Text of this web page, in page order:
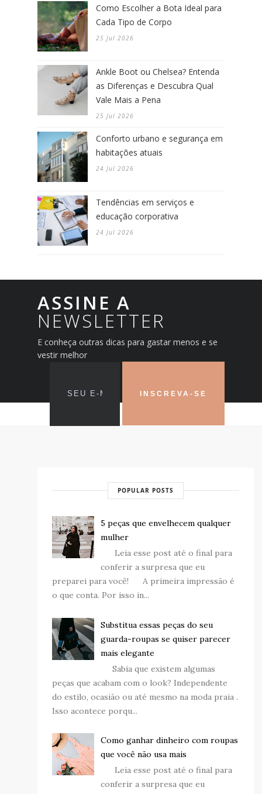
Como Escolher a Bota Ideal para
Cada Tipo de Corpo
25 Jul 2026
Ankle Boot ou Chelsea? Entenda
as Diferenças e Descubra Qual
Vale Mais a Pena
25 Jul 2026
Conforto urbano e segurança em
habitações atuais
24 Jul 2026
Tendências em serviços e
educação corporativa
24 Jul 2026
ASSINE A
NEWSLETTER
E conheça outras dicas para gastar menos e se
vestir melhor
POPULAR POSTS
5 peças que envelhecem qualquer
mulher
Leia esse post até o final para
conferir a surpresa que eu
preparei para você! A primeira impressão é
o que conta. Por isso in...
Substitua essas peças do seu
guarda-roupas se quiser parecer
mais elegante
Sabia que existem algumas
peças que acabam com o look? Independente
do estilo, ocasião ou até mesmo na moda praia .
Isso acontece porqu...
Como ganhar dinheiro com roupas
que você não usa mais
Leia esse post até o final para
conferir a surpresa que eu